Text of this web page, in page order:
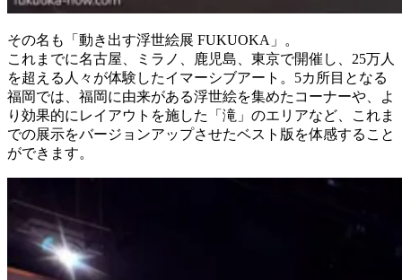
その名も「動き出す浮世絵展 FUKUOKA」。
これまでに名古屋、ミラノ、鹿児島、東京で開催し、25万人
を超える人々が体験したイマーシブアート。5カ所目となる
福岡では、福岡に由来がある浮世絵を集めたコーナーや、よ
り効果的にレイアウトを施した「滝」のエリアなど、これま
での展示をバージョンアップさせたベスト版を体感すること
ができます。